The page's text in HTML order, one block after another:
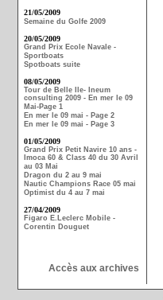
21/05/2009
Semaine du Golfe 2009
20/05/2009
Grand Prix Ecole Navale -
Sportboats
Spotboats suite
08/05/2009
Tour de Belle Ile- Ineum
consulting 2009 - En mer le 09
Mai-Page 1
En mer le 09 mai - Page 2
En mer le 09 mai - Page 3
01/05/2009
Grand Prix Petit Navire 10 ans -
Imoca 60 & Class 40 du 30 Avril
au 03 Mai
Dragon du 2 au 9 mai
Nautic Champions Race 05 mai
Optimist du 4 au 7 mai
27/04/2009
Figaro E.Leclerc Mobile -
Corentin Douguet
Accès aux archives